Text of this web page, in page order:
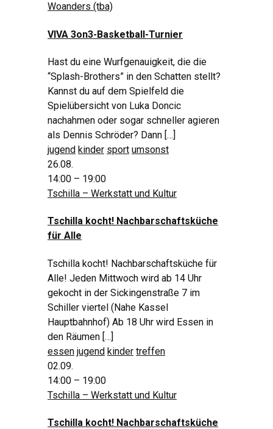
Woanders (tba)
VIVA 3on3-Basketball-Turnier
Hast du eine Wurfgenauigkeit, die die
“Splash-Brothers” in den Schatten stellt?
Kannst du auf dem Spielfeld die
Spielübersicht von Luka Doncic
nachahmen oder sogar schneller agieren
als Dennis Schröder? Dann […]
jugend kinder sport umsonst
26.08.
14:00 – 19:00
Tschilla – Werkstatt und Kultur
Tschilla kocht! Nachbarschaftsküche
für Alle
Tschilla kocht! Nachbarschaftsküche für
Alle! Jeden Mittwoch wird ab 14 Uhr
gekocht in der Sickingenstraße 7 im
Schiller viertel (Nahe Kassel
Hauptbahnhof) Ab 18 Uhr wird Essen in
den Räumen […]
essen jugend kinder treffen
02.09.
14:00 – 19:00
Tschilla – Werkstatt und Kultur
Tschilla kocht! Nachbarschaftsküche